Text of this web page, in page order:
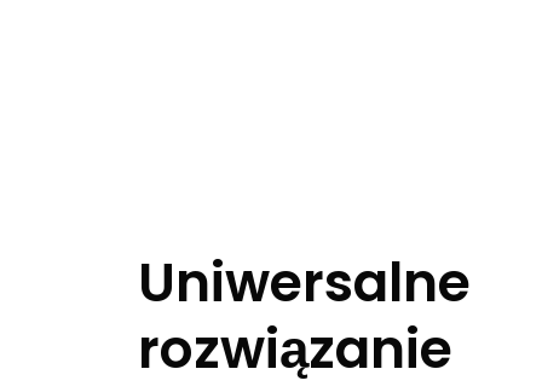
Uniwersalne
rozwiązanie